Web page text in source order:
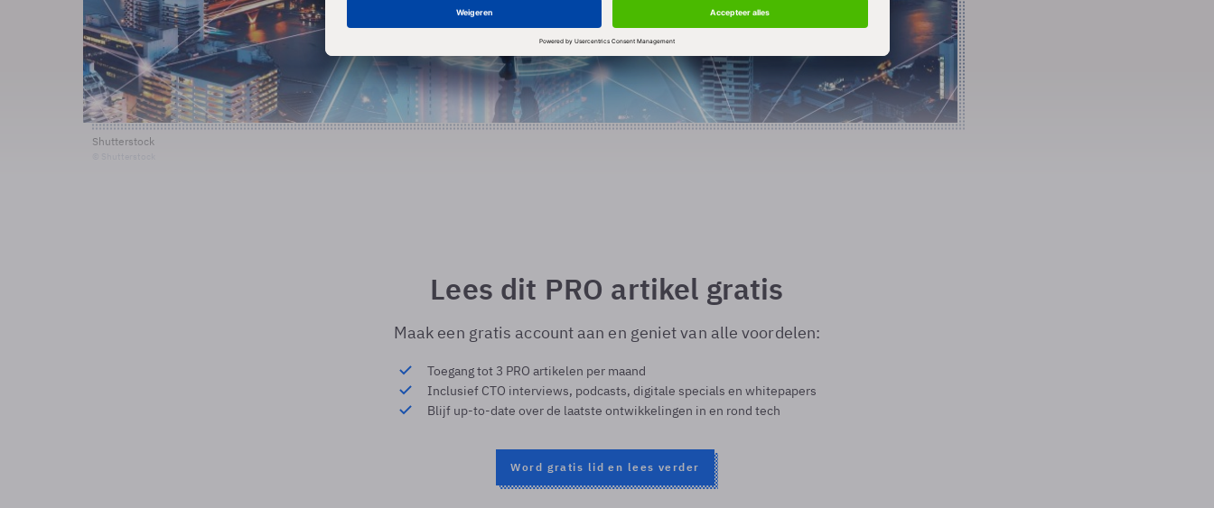
Shutterstock
Lees dit PRO artikel gratis
Maak een gratis account aan en geniet van alle voordelen:
Toegang tot 3 PRO artikelen per maand
Inclusief CTO interviews, podcasts, digitale specials en whitepapers
Blijf up-to-date over de laatste ontwikkelingen in en rond tech
Word gratis lid en lees verder